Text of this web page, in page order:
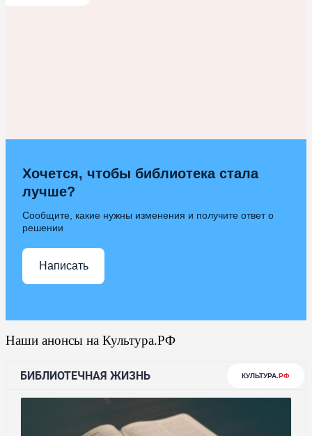
Хочется, чтобы библиотека стала
лучше?
Сообщите, какие нужны изменения и получите ответ о
решении
Написать
Наши анонсы на Культура.РФ